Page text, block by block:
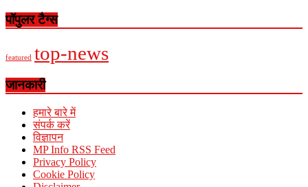
पॉपुलर टैग्स
featured top-news
जानकारी
हमारे बारे में
संपर्क करें
विज्ञापन
MP Info RSS Feed
Privacy Policy
Cookie Policy